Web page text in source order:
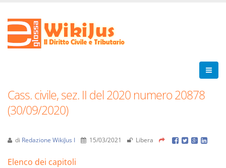
Cass. civile, sez. II del 2020 numero 20878
(30/09/2020)
di Redazione WikiJus I 15/03/2021 Libera
Elenco dei capitoli